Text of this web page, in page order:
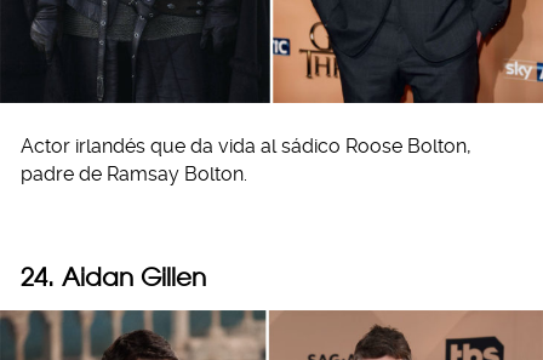
Actor irlandés que da vida al sádico Roose Bolton,
padre de Ramsay Bolton.
24. Aidan Gillen